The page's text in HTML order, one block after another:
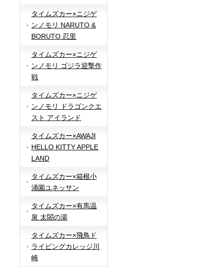
タイムズカー×ニジゲ
ンノモリ NARUTO &
BORUTO 忍里
タイムズカー×ニジゲ
ンノモリ ゴジラ迎撃作
戦
タイムズカー×ニジゲ
ンノモリ ドラゴンクエ
スト アイランド
タイムズカー×AWAJI
HELLO KITTY APPLE
LAND
タイムズカー×箱根小
涌園ユネッサン
タイムズカー×有馬温
泉 太閤の湯
タイムズカー×飛鳥ド
ライビングカレッジ川
崎